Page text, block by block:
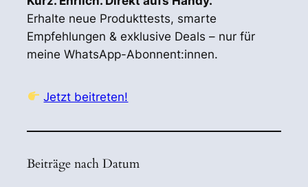
Erhalte neue Produkttests, smarte
Empfehlungen & exklusive Deals – nur für
meine WhatsApp-Abonnent:innen.
Jetzt beitreten!
Beiträge nach Datum